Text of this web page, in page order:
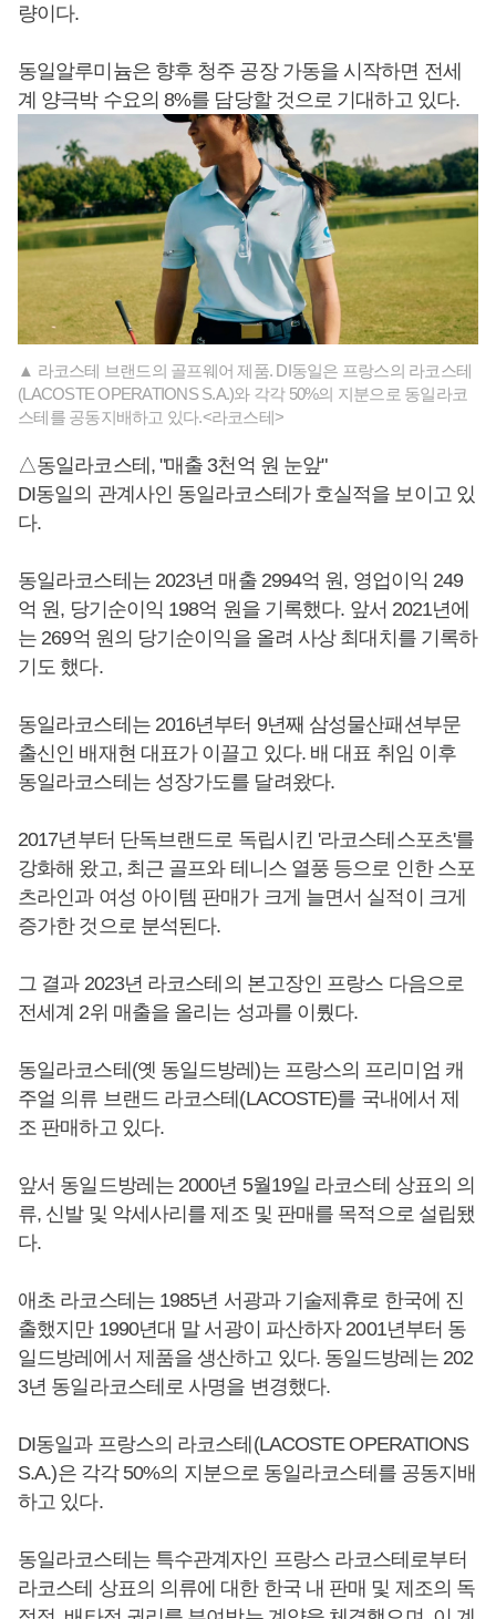
량이다.
동일알루미늄은 향후 청주 공장 가동을 시작하면 전세
계 양극박 수요의 8%를 담당할 것으로 기대하고 있다.
▲ 라코스테 브랜드의 골프웨어 제품. DI동일은 프랑스의 라코스테
(LACOSTE OPERATIONS S.A.)와 각각 50%의 지분으로 동일라코
스테를 공동지배하고 있다.<라코스테>
△동일라코스테, "매출 3천억 원 눈앞"
DI동일의 관계사인 동일라코스테가 호실적을 보이고 있
다.
동일라코스테는 2023년 매출 2994억 원, 영업이익 249
억 원, 당기순이익 198억 원을 기록했다. 앞서 2021년에
는 269억 원의 당기순이익을 올려 사상 최대치를 기록하
기도 했다.
동일라코스테는 2016년부터 9년째 삼성물산패션부문
출신인 배재현 대표가 이끌고 있다. 배 대표 취임 이후
동일라코스테는 성장가도를 달려왔다.
2017년부터 단독브랜드로 독립시킨 '라코스테스포츠'를
강화해 왔고, 최근 골프와 테니스 열풍 등으로 인한 스포
츠라인과 여성 아이템 판매가 크게 늘면서 실적이 크게
증가한 것으로 분석된다.
그 결과 2023년 라코스테의 본고장인 프랑스 다음으로
전세계 2위 매출을 올리는 성과를 이뤘다.
동일라코스테(옛 동일드방레)는 프랑스의 프리미엄 캐
주얼 의류 브랜드 라코스테(LACOSTE)를 국내에서 제
조 판매하고 있다.
앞서 동일드방레는 2000년 5월19일 라코스테 상표의 의
류, 신발 및 악세사리를 제조 및 판매를 목적으로 설립됐
다.
애초 라코스테는 1985년 서광과 기술제휴로 한국에 진
출했지만 1990년대 말 서광이 파산하자 2001년부터 동
일드방레에서 제품을 생산하고 있다. 동일드방레는 202
3년 동일라코스테로 사명을 변경했다.
DI동일과 프랑스의 라코스테(LACOSTE OPERATIONS
S.A.)은 각각 50%의 지분으로 동일라코스테를 공동지배
하고 있다.
동일라코스테는 특수관계자인 프랑스 라코스테로부터
라코스테 상표의 의류에 대한 한국 내 판매 및 제조의 독